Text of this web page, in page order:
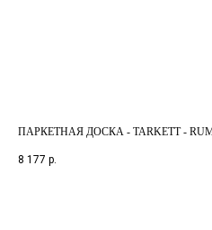
ПАРКЕТНАЯ ДОСКА - TARKETT -
8 177 р.